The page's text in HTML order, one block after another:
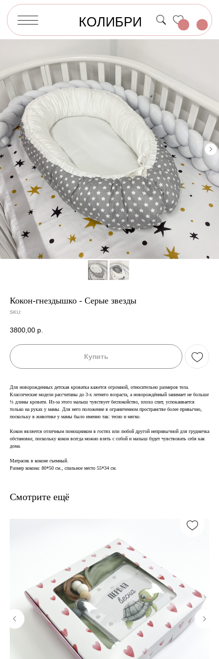
КОЛИБРИ
Кокон-гнездышко - Серые звезды
SKU:
3800,00 р.
Купить
Для новорожденных детская кроватка кажется огромной, относительно размеров тела.
Классические модели рассчитаны до 3-х летнего возраста, а новорождённый занимает не больше
⅓ длины кровати. Из-за этого малыш чувствует беспокойство, плохо спит, успокаивается
только на руках у мамы. Для него положение в ограниченном пространстве более привычно,
поскольку в животике у мамы было именно так: тесно и мягко.
Кокон является отличным помощником в гостях или любой другой непривычной для грудничка
обстановке, поскольку кокон всегда можно взять с собой и малыш будет чувствовать себя как
дома.
Матрасик в коконе съемный.
Размер кокона: 80*50 см., спальное место 55*34 см.
Смотрите ещё
Когда нужен заказ быстро, и ждать нет времени — у нас
В наличии, отправим
завтра